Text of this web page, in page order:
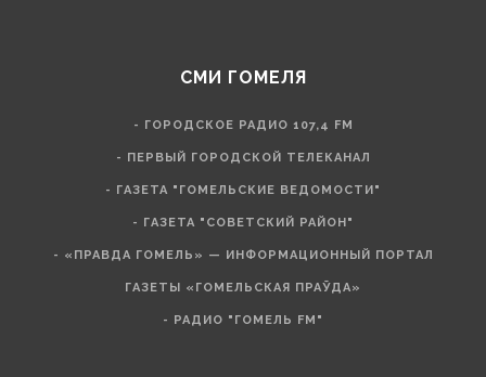
СМИ ГОМЕЛЯ
- ГОРОДСКОЕ РАДИО 107,4 FM
- ПЕРВЫЙ ГОРОДСКОЙ ТЕЛЕКАНАЛ
- ГАЗЕТА "ГОМЕЛЬСКИЕ ВЕДОМОСТИ"
- ГАЗЕТА "СОВЕТСКИЙ РАЙОН"
- «ПРАВДА ГОМЕЛЬ» — ИНФОРМАЦИОННЫЙ ПОРТАЛ
ГАЗЕТЫ «ГОМЕЛЬСКАЯ ПРАЎДА»
- РАДИО "ГОМЕЛЬ FM"